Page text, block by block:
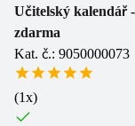
Učitelský kalendář
zdarma
Kat. č.: 9050000073
(1x)